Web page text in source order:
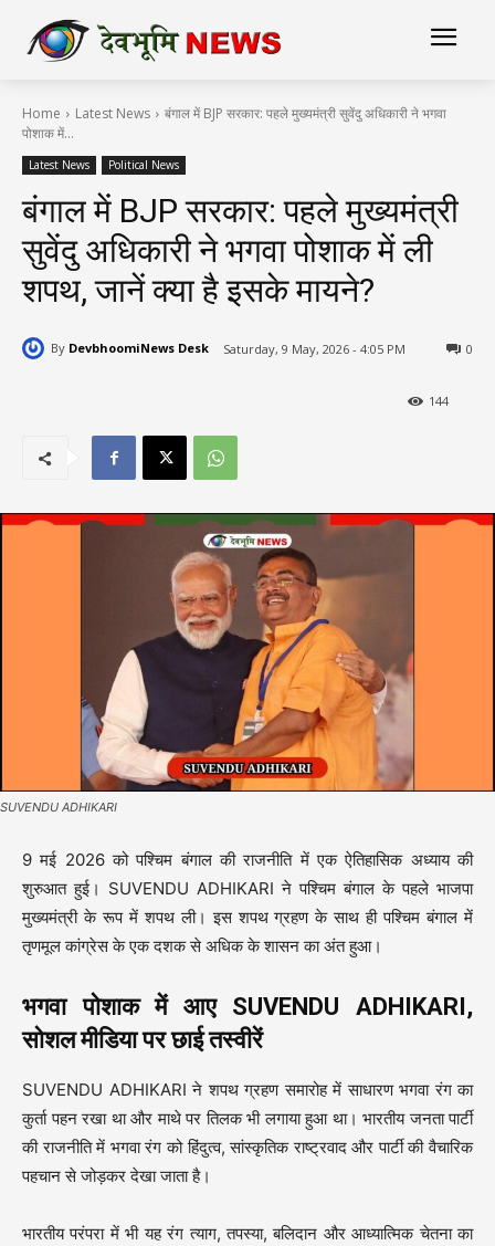
Home Latest News
बंगाल में BJP सरकार: पहले मुख्यमंत्री सुवेंदु अधिकारी ने भगवा
पोशाक में...
Latest News Political News
बंगाल में BJP सरकार: पहले मुख्यमंत्री
सुवेंदु अधिकारी ने भगवा पोशाक में ली
शपथ, जानें क्या है इसके मायने?
By DevbhoomiNews Desk Saturday, 9 May, 2026 - 4:05 PM 0
144
SUVENDU ADHIKARI
9 मई 2026 को पश्चिम बंगाल की राजनीति में एक ऐतिहासिक अध्याय की
शुरुआत हुई। SUVENDU ADHIKARI ने पश्चिम बंगाल के पहले भाजपा
मुख्यमंत्री के रूप में शपथ ली। इस शपथ ग्रहण के साथ ही पश्चिम बंगाल में
तृणमूल कांग्रेस के एक दशक से अधिक के शासन का अंत हुआ।
भगवा पोशाक में आए SUVENDU ADHIKARI,
सोशल मीडिया पर छाई तस्वीरें
SUVENDU ADHIKARI ने शपथ ग्रहण समारोह में साधारण भगवा रंग का
कुर्ता पहन रखा था और माथे पर तिलक भी लगाया हुआ था। भारतीय जनता पार्टी
की राजनीति में भगवा रंग को हिंदुत्व, सांस्कृतिक राष्ट्रवाद और पार्टी की वैचारिक
पहचान से जोड़कर देखा जाता है।
भारतीय परंपरा में भी यह रंग त्याग, तपस्या, बलिदान और आध्यात्मिक चेतना का